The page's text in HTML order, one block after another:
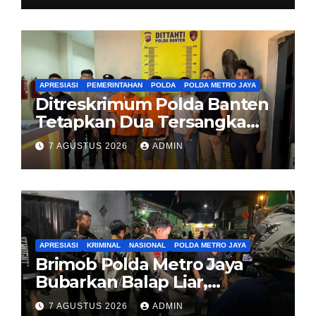
APRESIASI PEMERINTAHAN POLDA POLDA METRO JAYA
Ditreskrimum Polda Banten
Tetapkan Dua Tersangka
Kasus Aksi Anarkis dan
Penghasutan di Balaraja
7 AGUSTUS 2026 ADMIN
APRESIASI KRIMINAL NASIONAL POLDA METRO JAYA
Brimob Polda Metro Jaya
Bubarkan Balap Liar,
Sembilan Motor Diamankan
7 AGUSTUS 2026 ADMIN